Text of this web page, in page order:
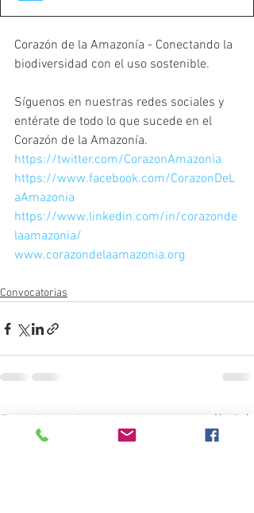
Corazón de la Amazonía - Conectando la
biodiversidad con el uso sostenible.
Síguenos en nuestras redes sociales y
entérate de todo lo que sucede en el
Corazón de la Amazonía.
https://twitter.com/CorazonAmazonia
https://www.facebook.com/CorazonDeL
aAmazonia
https://www.linkedin.com/in/corazonde
laamazonia/
www.corazondelaamazonia.org
Convocatorias
Ver todo